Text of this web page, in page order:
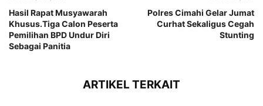
Hasil Rapat Musyawarah
Khusus.Tiga Calon Peserta
Pemilihan BPD Undur Diri
Sebagai Panitia
Polres Cimahi Gelar Jumat
Curhat Sekaligus Cegah
Stunting
ARTIKEL TERKAIT